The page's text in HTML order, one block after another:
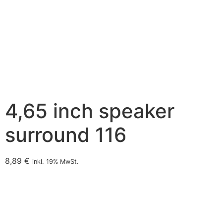
4,65 inch speaker
surround 116
8,89 € inkl. 19% MwSt.